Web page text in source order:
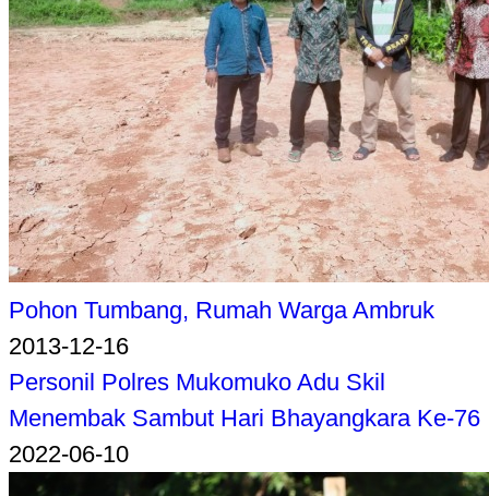
Pohon Tumbang, Rumah Warga Ambruk
2013-12-16
Personil Polres Mukomuko Adu Skil
Menembak Sambut Hari Bhayangkara Ke-76
2022-06-10